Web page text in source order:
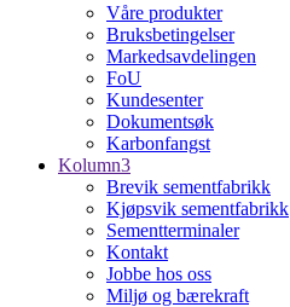
Våre produkter
Bruksbetingelser
Markedsavdelingen
FoU
Kundesenter
Dokumentsøk
Karbonfangst
Kolumn3
Brevik sementfabrikk
Kjøpsvik sementfabrikk
Sementterminaler
Kontakt
Jobbe hos oss
Miljø og bærekraft